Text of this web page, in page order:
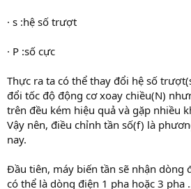
· s :hệ số trượt
· P :số cực
Thực ra ta có thể thay đổi hệ số
đổi tốc độ động cơ xoay chiều(N)
trên đều kém hiệu quả và gặp nhiều
Vậy nên, điều chỉnh tần số(f) là
nay.
Đầu tiên, máy biến tần sẽ nhận dòng
có thể là dòng điện 1 pha hoặc 3 pha